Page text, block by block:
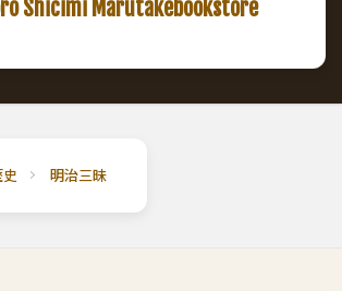
Shicimi Marutakebookstore
明治三昧